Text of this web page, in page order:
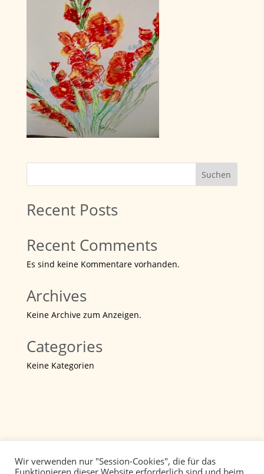
Suchen
Recent Posts
Recent Comments
Es sind keine Kommentare vorhanden.
Archives
Keine Archive zum Anzeigen.
Categories
Keine Kategorien
Wir verwenden nur "Session-Cookies", die für das
Funktionieren dieser Website erforderlich sind und beim